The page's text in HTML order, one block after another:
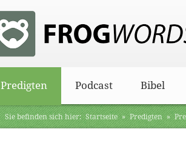
Predigten Podcast Bibel
Sie befinden sich hier: Startseite » Predigten »